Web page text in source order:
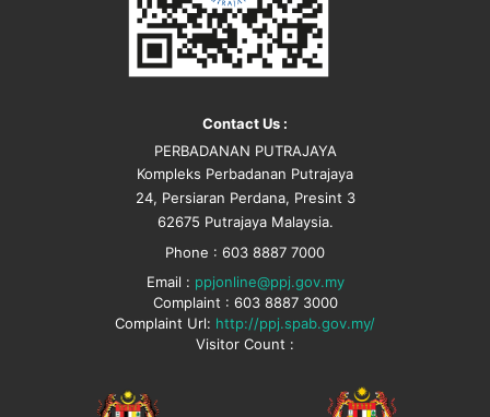
Contact Us :
PERBADANAN PUTRAJAYA
Kompleks Perbadanan Putrajaya
24, Persiaran Perdana, Presint 3
62675 Putrajaya Malaysia.
Phone : 603 8887 7000
Email : ppjonline@ppj.gov.my
Complaint : 603 8887 3000
Complaint Url: http://ppj.spab.gov.my/
Visitor Count :